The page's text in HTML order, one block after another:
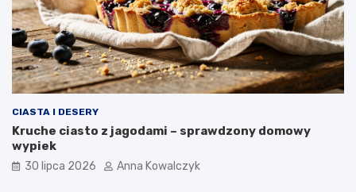
CIASTA I DESERY
Kruche ciasto z jagodami – sprawdzony domowy
wypiek
30 lipca 2026 Anna Kowalczyk